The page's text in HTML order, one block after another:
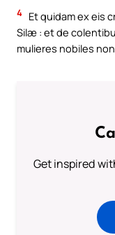
4 Et quidam ex eis
Silæ : et de
mulieres nobiles
Get inspired